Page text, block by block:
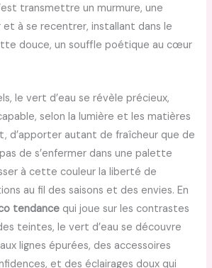
transmettre un murmure, une
à se recentrer, installant dans le
douce, un souffle poétique au cœur
le vert d’eau se révèle précieux,
selon la lumière et les matières
d’apporter autant de fraîcheur que de
de s’enfermer dans une palette
à cette couleur la liberté de
au fil des saisons et des envies. En
tendance qui joue sur les contrastes
teintes, le vert d’eau se découvre
lignes épurées, des accessoires
et des éclairages doux qui